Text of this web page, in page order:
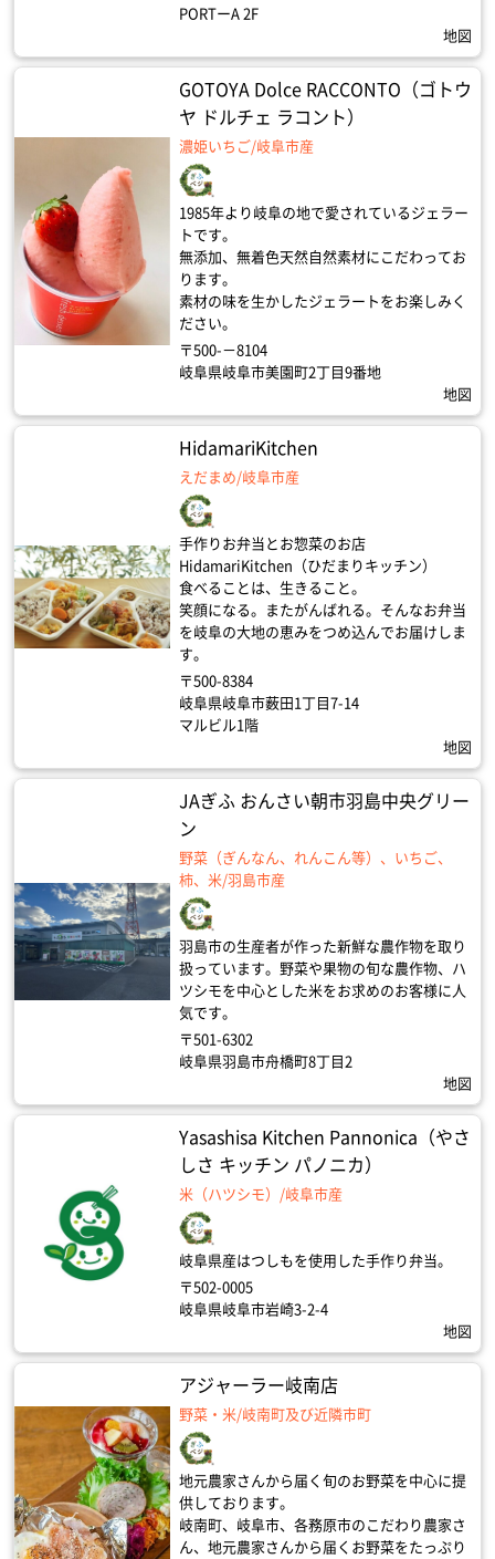
PORTーA 2F
地図
GOTOYA Dolce RACCONTO（ゴトウ
ヤ ドルチェ ラコント）
濃姫いちご/岐阜市産
1985年より岐阜の地で愛されているジェラー
トです。
無添加、無着色天然自然素材にこだわってお
ります。
素材の味を生かしたジェラートをお楽しみく
ださい。
〒500-－8104
岐阜県岐阜市美園町2丁目9番地
地図
HidamariKitchen
えだまめ/岐阜市産
手作りお弁当とお惣菜のお店
HidamariKitchen（ひだまりキッチン）
食べることは、生きること。
笑顔になる。またがんばれる。そんなお弁当
を岐阜の大地の恵みをつめ込んでお届けしま
す。
〒500-8384
岐阜県岐阜市薮田1丁目7-14
マルビル1階
地図
JAぎふ おんさい朝市羽島中央グリー
ン
野菜（ぎんなん、れんこん等）、いちご、
柿、米/羽島市産
羽島市の生産者が作った新鮮な農作物を取り
扱っています。野菜や果物の旬な農作物、ハ
ツシモを中心とした米をお求めのお客様に人
気です。
〒501-6302
岐阜県羽島市舟橋町8丁目2
地図
Yasashisa Kitchen Pannonica（やさ
しさ キッチン パノニカ）
米（ハツシモ）/岐阜市産
岐阜県産はつしもを使用した手作り弁当。
〒502-0005
岐阜県岐阜市岩崎3-2-4
地図
アジャーラー岐南店
野菜・米/岐南町及び近隣市町
地元農家さんから届く旬のお野菜を中心に提
供しております。
岐南町、岐阜市、各務原市のこだわり農家さ
ん、地元農家さんから届くお野菜をたっぷり